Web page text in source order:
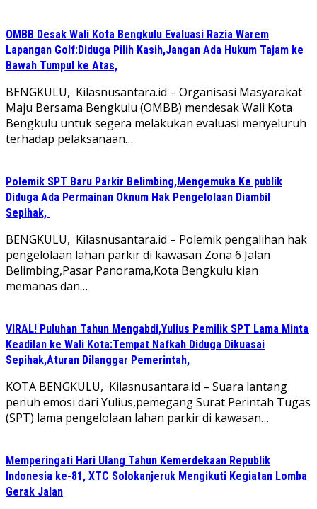
OMBB Desak Wali Kota Bengkulu Evaluasi Razia Warem
Lapangan Golf:Diduga Pilih Kasih,Jangan Ada Hukum Tajam ke
Bawah Tumpul ke Atas,
BENGKULU, Kilasnusantara.id – Organisasi Masyarakat
Maju Bersama Bengkulu (OMBB) mendesak Wali Kota
Bengkulu untuk segera melakukan evaluasi menyeluruh
terhadap pelaksanaan…
Polemik SPT Baru Parkir Belimbing,Mengemuka Ke publik
Diduga Ada Permainan Oknum Hak Pengelolaan Diambil
Sepihak,
BENGKULU, Kilasnusantara.id – Polemik pengalihan hak
pengelolaan lahan parkir di kawasan Zona 6 Jalan
Belimbing,Pasar Panorama,Kota Bengkulu kian
memanas dan…
VIRAL! Puluhan Tahun Mengabdi,Yulius Pemilik SPT Lama Minta
Keadilan ke Wali Kota:Tempat Nafkah Diduga Dikuasai
Sepihak,Aturan Dilanggar Pemerintah,
KOTA BENGKULU, Kilasnusantara.id – Suara lantang
penuh emosi dari Yulius,pemegang Surat Perintah Tugas
(SPT) lama pengelolaan lahan parkir di kawasan…
Memperingati Hari Ulang Tahun Kemerdekaan Republik
Indonesia ke-81, XTC Solokanjeruk Mengikuti Kegiatan Lomba
Gerak Jalan